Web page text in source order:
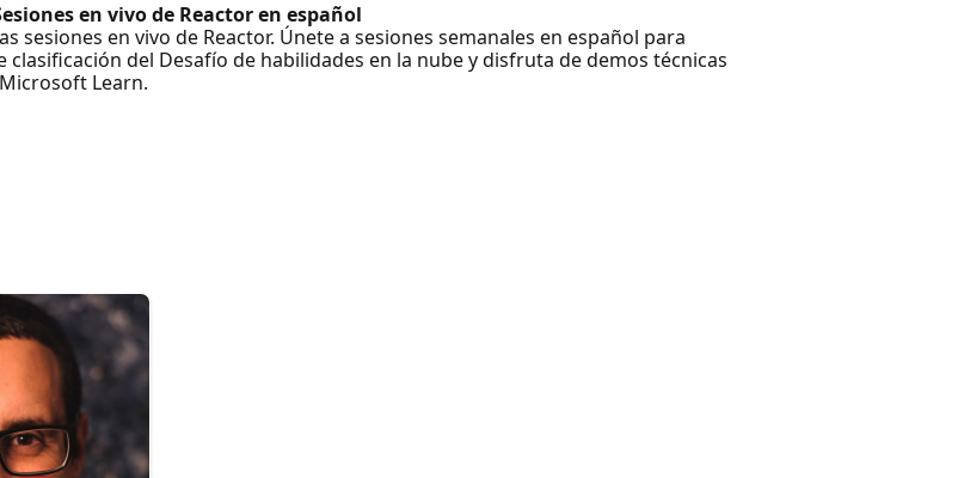
en vivo de Reactor en español
en vivo de Reactor. Únete a sesiones semanales en español para
del Desafío de habilidades en la nube y disfruta de demos técnicas
Learn.